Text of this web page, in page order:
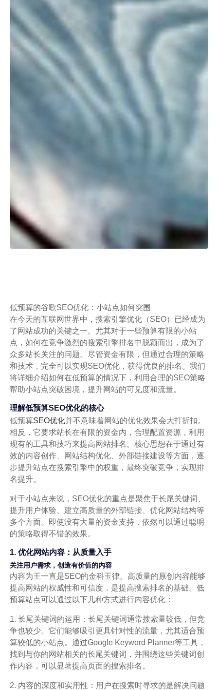
低预算的谷歌SEO优化：小站点如何突围
在今天的互联网世界中，搜索引擎优化（SEO）已经成为
了网站成功的关键之一。尤其对于一些预算有限的小站
点，如何在竞争激烈的搜索引擎排名中脱颖而出，成为了
众多站长关注的问题。尽管资金有限，但通过合理的策略
和技术，完全可以实现SEO优化，获得优良的排名。我们
将详细介绍如何在低预算的情况下，利用合理的SEO策略
帮助小站点突破困境，提升网站的可见度和流量。
理解低预算SEO优化的核心
低预算SEO优化并不意味着网站的优化效果会大打折扣。
相反，它要求站长在有限的资金内，合理配置资源，利用
现有的工具和技巧来提高网站排名。核心思想在于通过有
效的内容创作、网站结构优化、外部链接建设等方面，逐
步提升站点在搜索引擎中的权重，最终突破竞争，实现排
名提升。
对于小站点来说，SEO优化的重点是聚焦于长尾关键词、
提升用户体验、建立高质量的外部链接、优化网站结构等
多个方面。即使没有大量的资金支持，依然可以通过聪明
的策略取得不错的效果。
1. 优化网站内容：从质量入手
关注用户需求，创造有价值的内容
内容为王一直是SEO的金科玉律。高质量的原创内容能够
提高网站的权威性和可信度，是提高搜索排名的基础。低
预算站点可以通过以下几种方式进行内容优化：
1. 长尾关键词的运用：长尾关键词通常搜索量较低，但竞
争也较少。它们能够吸引更具针对性的流量，尤其适合预
算较低的小站点。通过Google Keyword Planner等工具，
找到与你的网站相关的长尾关键词，并围绕这些关键词创
作内容，可以显著提高页面的搜索排名。
2. 内容的深度和实用性：用户在搜索时寻求的是解决问题